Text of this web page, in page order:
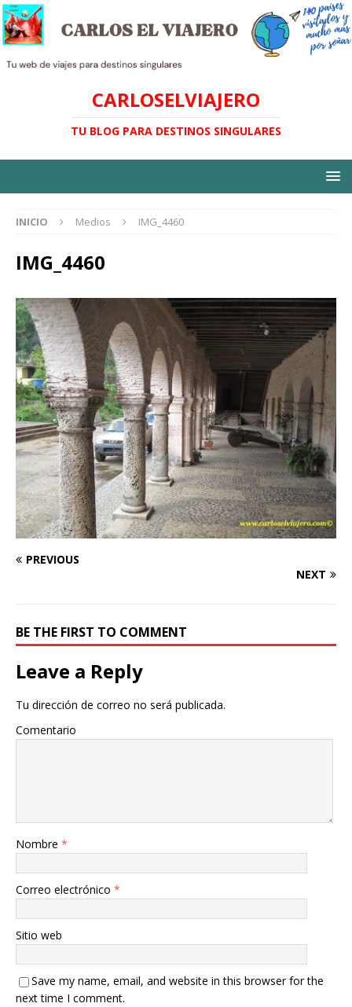
CARLOSELVIAJERO
TU BLOG PARA DESTINOS SINGULARES
INICIO Medios IMG_4460
IMG_4460
PREVIOUS
NEXT
BE THE FIRST TO COMMENT
Leave a Reply
Tu dirección de correo no será publicada.
Comentario
Nombre *
Correo electrónico *
Sitio web
Save my name, email, and website in this browser for the
next time I comment.